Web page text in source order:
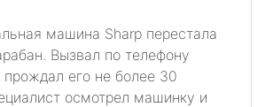
машина Sharp перестала
Вызвал по телефону
прождал его не более 30
осмотрел машинку и